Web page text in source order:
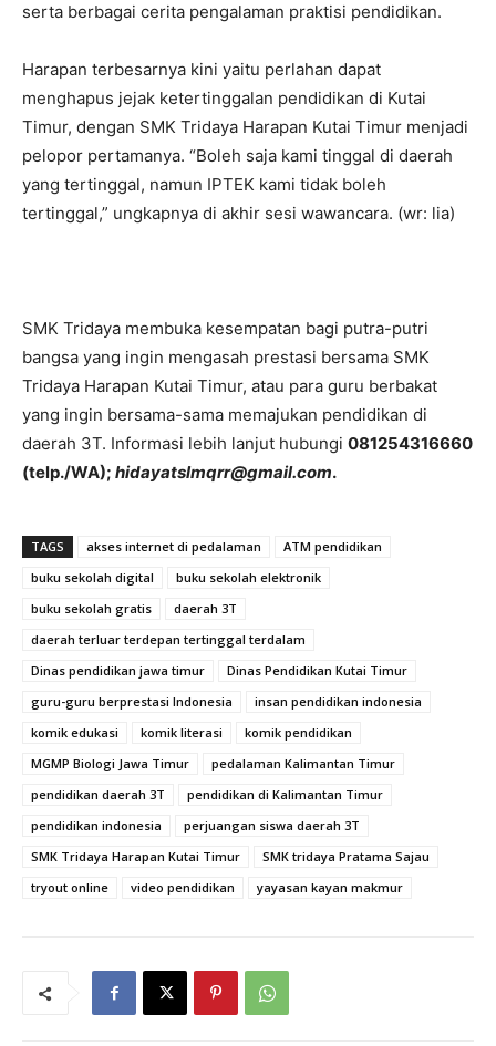
serta berbagai cerita pengalaman praktisi pendidikan.
Harapan terbesarnya kini yaitu perlahan dapat
menghapus jejak ketertinggalan pendidikan di Kutai
Timur, dengan SMK Tridaya Harapan Kutai Timur menjadi
pelopor pertamanya. “Boleh saja kami tinggal di daerah
yang tertinggal, namun IPTEK kami tidak boleh
tertinggal,” ungkapnya di akhir sesi wawancara. (wr: lia)
SMK Tridaya membuka kesempatan bagi putra-putri
bangsa yang ingin mengasah prestasi bersama SMK
Tridaya Harapan Kutai Timur, atau para guru berbakat
yang ingin bersama-sama memajukan pendidikan di
daerah 3T. Informasi lebih lanjut hubungi 081254316660
(telp./WA); hidayatslmqrr@gmail.com.
TAGS akses internet di pedalaman
ATM pendidikan
buku sekolah digital
buku sekolah elektronik
buku sekolah gratis
daerah 3T
daerah terluar terdepan tertinggal terdalam
Dinas pendidikan jawa timur
Dinas Pendidikan Kutai Timur
guru-guru berprestasi Indonesia
insan pendidikan indonesia
komik edukasi
komik literasi
komik pendidikan
MGMP Biologi Jawa Timur
pedalaman Kalimantan Timur
pendidikan daerah 3T
pendidikan di Kalimantan Timur
pendidikan indonesia
perjuangan siswa daerah 3T
SMK Tridaya Harapan Kutai Timur
SMK tridaya Pratama Sajau
tryout online
video pendidikan yayasan kayan makmur